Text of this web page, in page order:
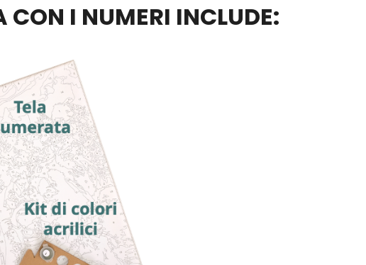
CON I NUMERI INCLUDE: